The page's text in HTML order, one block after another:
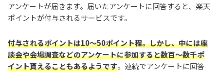
アンケートが届きます。届いたアンケートに回答すると、楽天
ポイントが付与されるサービスです。
付与されるポイントは10～50ポイント程。しかし、中には座
談会や会場調査などのアンケートに参加すると数百～数千ポ
イント貰えることもあるようです。連続でアンケートに回答